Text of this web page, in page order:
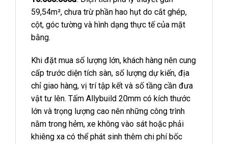
59,54m², chưa trừ phần hao hụt do cắt ghép,
cột, góc tường và hình dạng thực tế của mặt
bằng.
Khi đặt mua số lượng lớn, khách hàng nên cung
cấp trước diện tích sàn, số lượng dự kiến, địa
chỉ giao hàng, vị trí tập kết và số tầng cần đưa
vật tư lên. Tấm Allybuild 20mm có kích thước
lớn và trọng lượng cao nên những công trình
nằm trong hẻm, xe không vào sát hoặc phải
khiêng xa có thể phát sinh thêm chi phí bốc